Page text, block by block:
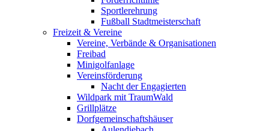
Sportlerehrung
Fußball Stadtmeisterschaft
Freizeit & Vereine
Vereine, Verbände & Organisationen
Freibad
Minigolfanlage
Vereinsförderung
Nacht der Engagierten
Wildpark mit TraumWald
Grillplätze
Dorfgemeinschaftshäuser